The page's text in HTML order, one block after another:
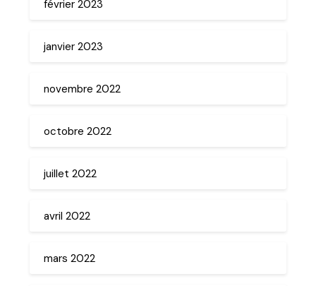
février 2023
janvier 2023
novembre 2022
octobre 2022
juillet 2022
avril 2022
mars 2022